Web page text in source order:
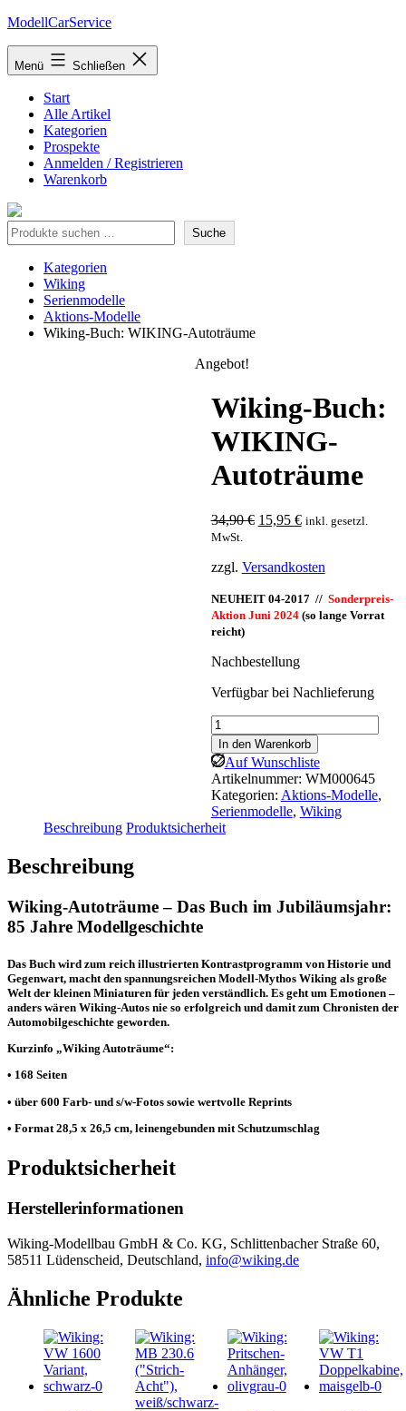
Zum
springen
ModellCarService
Menü Schließen
Start
Alle Artikel
Kategorien
Prospekte
Anmelden / Registrieren
Warenkorb
Suche Suche
Kategorien
Wiking
Serienmodelle
Aktions-Modelle
Wiking-Buch: WIKING-Autoträume
Angebot!
Wiking-Buch:
WIKING-
Autoträume
34,90€ Ursprünglicher
34,90 €
15,95 €Aktueller
15,95 €.
inkl. gesetzl.
MwSt.
zzgl. Versandkosten
NEUHEIT 04-2017 // Sonderpreis-
Aktion Juni 2024(so lange Vorrat
reicht)
Nachbestellung
Verfügbar bei Nachlieferung
Wiking-
Buch:
WIKING-
Autoträume
Menge
In den Warenkorb
Auf Wunschliste
Artikelnummer: WM000645
Kategorien: Aktions-Modelle,
Serienmodelle, Wiking
Beschreibung Produktsicherheit
Beschreibung
Wiking-Autoträume – Das Buch im Jubiläumsjahr:
85 Jahre Modellgeschichte
Das Buch wird zum reich illustrierten Kontrastprogramm von Historie und
Gegenwart, macht den spannungsreichen Modell-Mythos Wiking als große
Welt der kleinen Miniaturen für jeden verständlich. Es geht um Emotionen –
anders wären Wiking-Autos nie so erfolgreich und damit zum Chronisten der
Automobilgeschichte geworden.
Kurzinfo „Wiking Autoträume“:
• 168 Seiten
• über 600 Farb- und s/w-Fotos sowie wertvolle Reprints
• Format 28,5 x 26,5 cm, leinengebunden mit Schutzumschlag
Produktsicherheit
Herstellerinformationen
Wiking-Modellbau GmbH & Co. KG, Schlittenbacher Straße 60,
58511 Lüdenscheid, Deutschland, info@wiking.de
Ähnliche Produkte